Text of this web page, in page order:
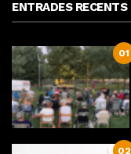
ENTRADES RECENTS
01
02